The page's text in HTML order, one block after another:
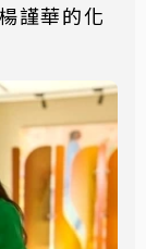
謹華的化